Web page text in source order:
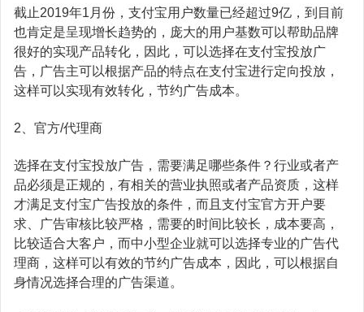
微信广告
巨量引擎广告
巨量千川广告
西瓜视频广告
百度信息流广告
知乎广告
磁力金牛
小红书广告
B站广告
爱奇艺广告
美柚广告
uc头条广告
百度搜索
搜狗搜索
360搜索
yahoo搜索
直播带货
抖音直播带货
腾讯电商
头条电商
快手电商
视频号电商
百度电商
阿里巴巴电商
广告开户
抖音广告开户
今日头条开户
快手广告开户
百度广告开户
微信广告开户
广告制作
广告运营
落地页制作
视频制作
公司简介
荣誉资质
渠道合作
联系我们
立即投放
截止2019年1月份，支付宝用户数量已经超过9亿，到目前
也肯定是呈现增长趋势的，庞大的用户基数可以帮助品牌
很好的实现产品转化，因此，可以选择在支付宝投放广
告，广告主可以根据产品的特点在支付宝进行定向投放，
这样可以实现有效转化，节约广告成本。
2、官方/代理商
选择在支付宝投放广告，需要满足哪些条件？行业或者产
品必须是正规的，有相关的营业执照或者产品资质，这样
才满足支付宝广告投放的条件，而且支付宝官方开户要
求、广告审核比较严格，需要的时间比较长，成本要高，
比较适合大客户，而中小型企业就可以选择专业的广告代
理商，这样可以有效的节约广告成本，因此，可以根据自
身情况选择合理的广告渠道。